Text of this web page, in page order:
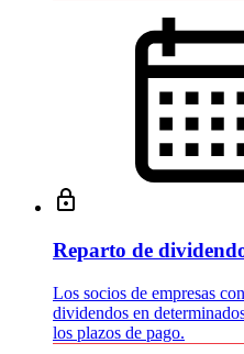
Reparto de
Los socios de empresas
dividendos en
los plazos de pago.